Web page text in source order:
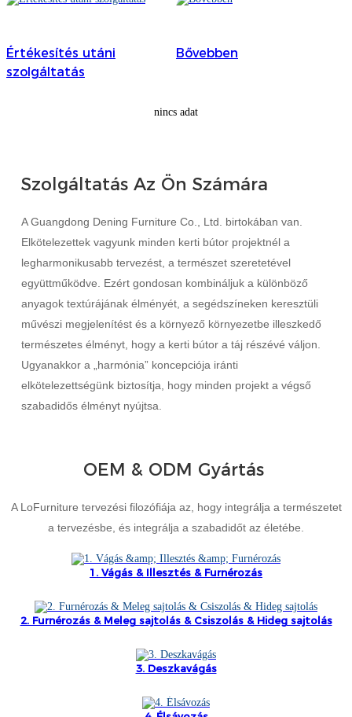
Kiswahili
Deutsch
Bahasa Melayu
Cymraeg
پښتو
Ελληνικά
Slovenčina
Қазақ Тілі
italiano
Кыргызча
Értékesítés utáni
szolgáltatás
Bővebben
nincs adat
Szolgáltatás Az Ön Számára
A Guangdong Dening Furniture Co., Ltd. birtokában van.
Elkötelezettek vagyunk minden kerti bútor projektnél a
legharmonikusabb tervezést, a természet szeretetével
együttműködve. Ezért gondosan kombináljuk a különböző
anyagok textúrájának élményét, a segédszíneken keresztüli
művészi megjelenítést és a környező környezetbe illeszkedő
természetes élményt, hogy a kerti bútor a táj részévé váljon.
Ugyanakkor a „harmónia” koncepciója iránti
elkötelezettségünk biztosítja, hogy minden projekt a végső
szabadidős élményt nyújtsa.
OEM & ODM Gyártás
A LoFurniture tervezési filozófiája az, hogy integrálja a természetet
a tervezésbe, és integrálja a szabadidőt az életébe.
1. Vágás & Illesztés & Furnérozás
2. Furnérozás & Meleg sajtolás & Csiszolás & Hideg sajtolás
3. Deszkavágás